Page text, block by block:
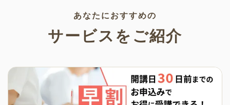
あなたにおすすめの
サービスをご紹介